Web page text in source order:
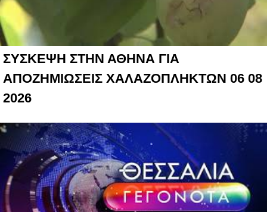
ΣΥΣΚΕΨΗ ΣΤΗΝ ΑΘΗΝΑ ΓΙΑ
ΑΠΟΖΗΜΙΩΣΕΙΣ ΧΑΛΑΖΟΠΛΗΚΤΩΝ 06 08
2026